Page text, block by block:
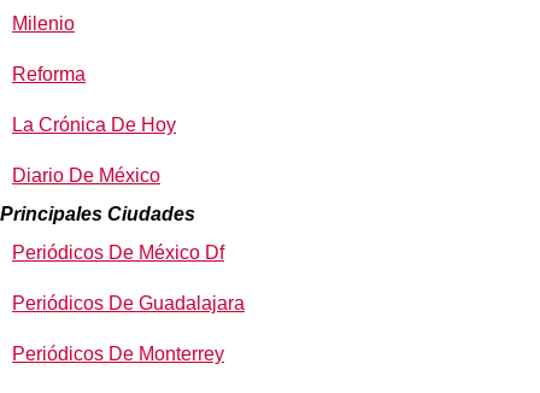
Milenio
Reforma
La Crónica De Hoy
Diario De México
Principales Ciudades
Periódicos De México Df
Periódicos De Guadalajara
Periódicos De Monterrey